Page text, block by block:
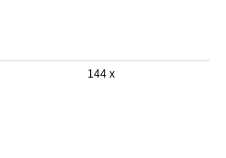
144 x